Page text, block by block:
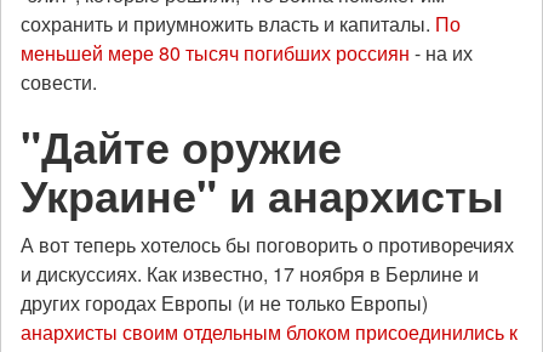
сохранить и приумножить власть и капиталы. По
меньшей мере 80 тысяч погибших россиян - на их
совести.
"Дайте оружие
Украине" и анархисты
А вот теперь хотелось бы поговорить о противоречиях
и дискуссиях. Как известно, 17 ноября в Берлине и
других городах Европы (и не только Европы)
анархисты своим отдельным блоком присоединились к